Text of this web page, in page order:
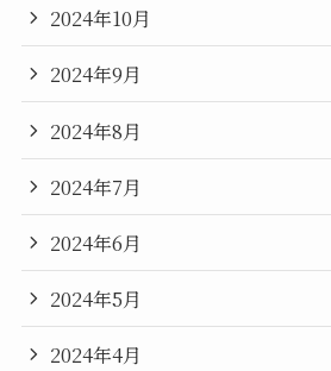
2024年10月
2024年9月
2024年8月
2024年7月
2024年6月
2024年5月
2024年4月